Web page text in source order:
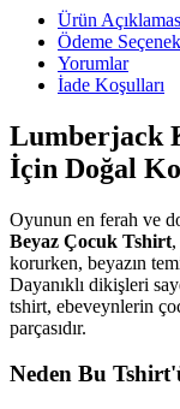
Ürün
Ödeme
Yorumlar
İade Koşulları
Lumberjack
İçin Doğal
Oyunun en ferah ve
Beyaz Çocuk Tshirt,
korurken, beyazın
Dayanıklı dikişleri
tshirt, ebeveynlerin
parçasıdır.
Neden Bu